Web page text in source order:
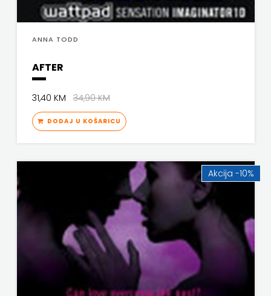
ANNA TODD
AFTER
31,40 KM34,90 KM
DODAJ U KOŠARICU
Akcija -10%